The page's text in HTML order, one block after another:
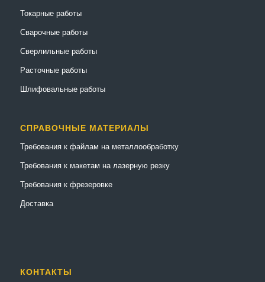
Токарные работы
Сварочные работы
Сверлильные работы
Расточные работы
Шлифовальные работы
СПРАВОЧНЫЕ МАТЕРИАЛЫ
Требования к файлам на металлообработку
Требования к макетам на лазерную резку
Требования к фрезеровке
Доставка
КОНТАКТЫ